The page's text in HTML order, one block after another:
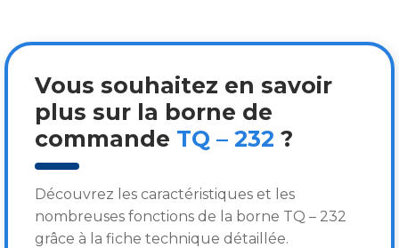
Vous souhaitez en savoir
plus sur la borne de
commande TQ – 232 ?
Découvrez les caractéristiques et les
nombreuses fonctions de la borne TQ – 232
grâce à la fiche technique détaillée.